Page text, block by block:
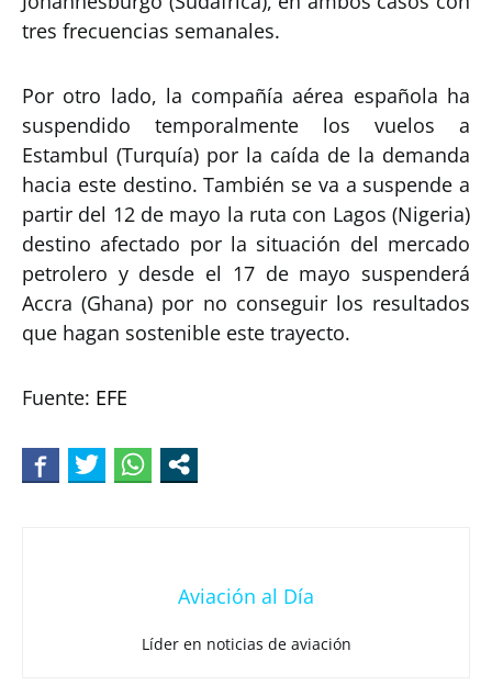
tres frecuencias semanales.
Por otro lado, la compañía aérea española ha
suspendido temporalmente los vuelos a
Estambul (Turquía) por la caída de la demanda
hacia este destino. También se va a suspende a
partir del 12 de mayo la ruta con Lagos (Nigeria)
destino afectado por la situación del mercado
petrolero y desde el 17 de mayo suspenderá
Accra (Ghana) por no conseguir los resultados
que hagan sostenible este trayecto.
Fuente: EFE
Aviación al Día
Líder en noticias de aviación